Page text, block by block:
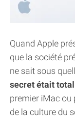
Quand Apple
que la société
ne sait sous
secret était total
premier iMac ou
de la culture du